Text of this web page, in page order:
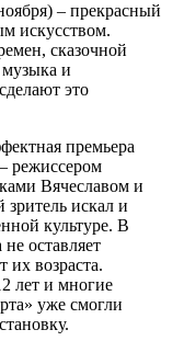
– прекрасный
искусством.
сказочной
и
это
премьера
режиссером
Вячеславом и
искал и
культуре. В
оставляет
их возраста.
лет и многие
уже смогли